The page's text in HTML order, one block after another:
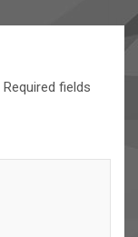
Required fields